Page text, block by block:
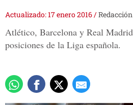
Actualizado: 17 enero 2016/Redacción
Atlético, Barcelona y Real
posiciones de la Liga española.